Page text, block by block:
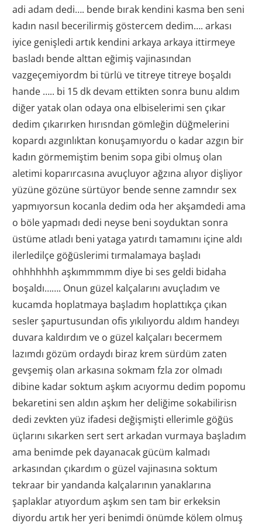
adi adam dedi…. bende bırak kendini kasma ben seni
kadın nasıl becerilirmiş göstercem dedim…. arkası
iyice genişledi artık kendini arkaya arkaya ittirmeye
basladı bende alttan eğimiş vajinasından
vazgeçemiyordm bi türlü ve titreye titreye boşaldı
hande ….. bi 15 dk devam ettikten sonra bunu aldım
diğer yatak olan odaya ona elbiselerimi sen çıkar
dedim çıkarırken hırısndan gömleğin düğmelerini
kopardı azgınlıktan konuşamıyordu o kadar azgın bir
kadın görmemiştim benim sopa gibi olmuş olan
aletimi koparırcasına avuçluyor ağzına alıyor dişliyor
yüzüne gözüne sürtüyor bende senne zamndır sex
yapmıyorsun kocanla dedim oda her akşamdedi ama
o böle yapmadı dedi neyse beni soyduktan sonra
üstüme atladı beni yataga yatırdı tamamını içine aldı
ilerledilçe göğüslerimi tırmalamaya başladı
ohhhhhhh aşkımmmmm diye bi ses geldi bidaha
boşaldı……. Onun güzel kalçalarını avuçladım ve
kucamda hoplatmaya başladım hoplattıkça çıkan
sesler şapurtusundan ofis yıkılıyordu aldım handeyı
duvara kaldırdım ve o güzel kalçaları becermem
lazımdı gözüm ordaydı biraz krem sürdüm zaten
gevşemiş olan arkasına sokmam fzla zor olmadı
dibine kadar soktum aşkım acıyormu dedim popomu
bekaretini sen aldın aşkım her deliğime sokabilirisn
dedi zevkten yüz ifadesi değişmişti ellerimle göğüs
üçlarını sıkarken sert sert arkadan vurmaya başladım
ama benimde pek dayanacak gücüm kalmadı
arkasından çıkardım o güzel vajinasına soktum
tekraar bir yandanda kalçalarının yanaklarına
şaplaklar atıyordum aşkım sen tam bir erkeksin
diyordu artık her yeri benimdi önümde kölem olmuş